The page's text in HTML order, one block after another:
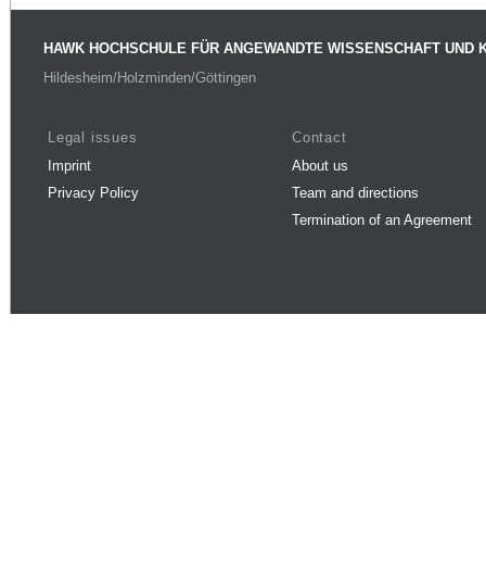
HAWK HOCHSCHULE FÜR ANGEWANDTE WISSENSCHAFT UND
Hildesheim/Holzminden/Göttingen
Legal issues
Imprint
Privacy Policy
Contact
About us
Team and directions
Termination of an Agreement